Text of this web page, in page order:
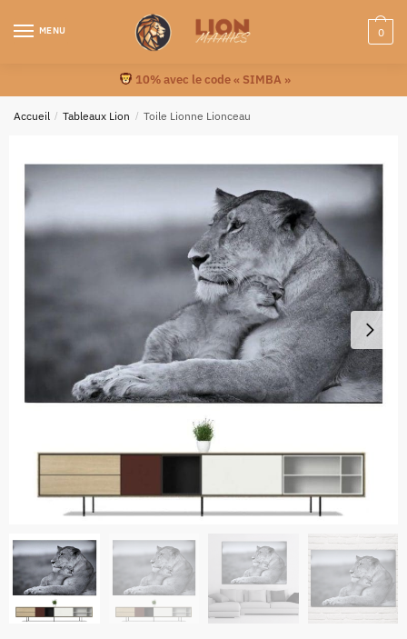
MENU 0
10% avec le code « SIMBA »
Accueil / Tableaux Lion / Toile Lionne Lionceau